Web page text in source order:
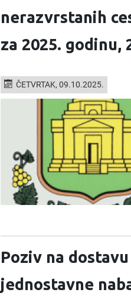
nerazvrstanih
za 2025. godinu,
ČETVRTAK, 09.10.2025.
Poziv na
jednostavne